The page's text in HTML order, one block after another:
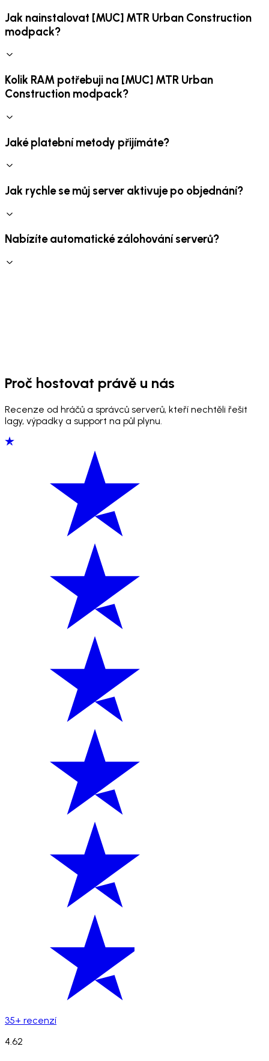
Jak nainstalovat [MUC] MTR Urban Construction
modpack?
Kolik RAM potřebuji na [MUC] MTR Urban
Construction modpack?
Jaké platební metody přijímáte?
Jak rychle se můj server aktivuje po objednání?
Nabízíte automatické zálohování serverů?
Proč hostovat právě u nás
Recenze od hráčů a správců serverů, kteří nechtěli řešit
lagy, výpadky a support na půl plynu.
35+ recenzí
4.62